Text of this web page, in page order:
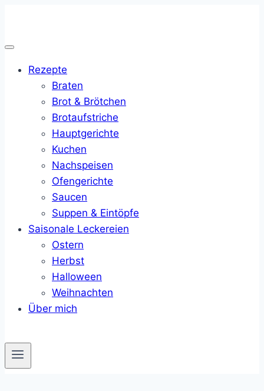
springen
Rezepte
Braten
Brot & Brötchen
Brotaufstriche
Hauptgerichte
Kuchen
Nachspeisen
Ofengerichte
Saucen
Suppen & Eintöpfe
Saisonale Leckereien
Ostern
Herbst
Halloween
Weihnachten
Über mich